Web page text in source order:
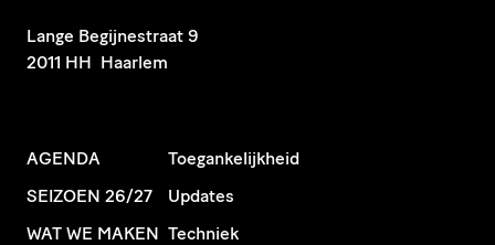
​Lange Begijnestraat 9
2011 HH Haarlem
AGENDA
SEIZOEN 26/27
WAT WE MAKEN
Toegankelijkheid
Updates
Techniek